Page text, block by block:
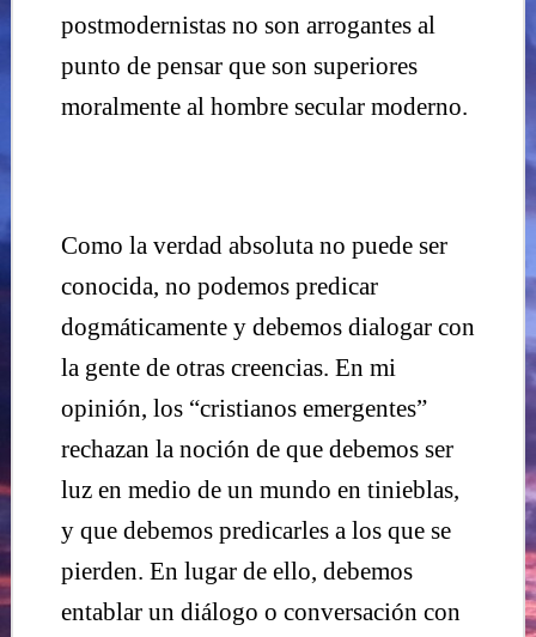
postmodernistas no son arrogantes al
punto de pensar que son superiores
moralmente al hombre secular moderno.
Como la verdad absoluta no puede ser
conocida, no podemos predicar
dogmáticamente y debemos dialogar con
la gente de otras creencias. En mi
opinión, los “cristianos emergentes”
rechazan la noción de que debemos ser
luz en medio de un mundo en tinieblas,
y que debemos predicarles a los que se
pierden. En lugar de ello, debemos
entablar un diálogo o conversación con